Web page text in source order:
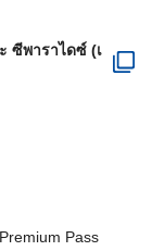
ซีพาราไดซ์ (เ
Pass